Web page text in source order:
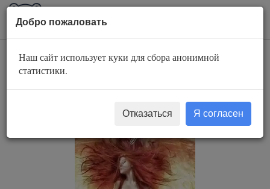
AuBook.org
Второй шанс для
Юлии
Добро пожаловать
Наш сайт использует куки для сбора анонимной
статистики.
Отказаться Я согласен